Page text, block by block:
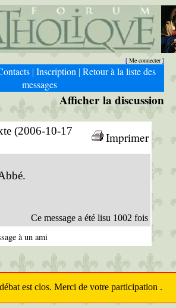
[ Me connecter]
| Inscription | Retour à la liste des
messages
Afficher la discussion
(2006-10-17
Imprimer
Ce message a été lisu 1002 fois
à un ami
est clos. Merci de votre participation .